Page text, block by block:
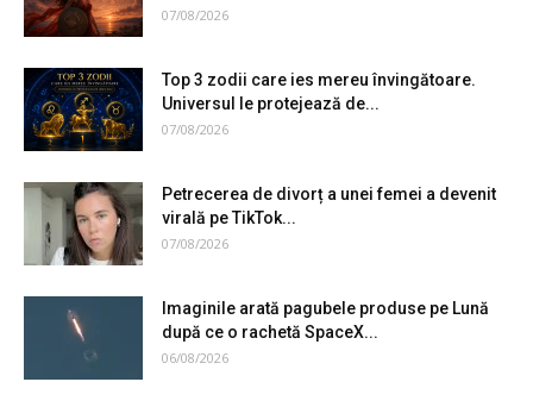
07/08/2026
Top 3 zodii care ies mereu învingătoare.
Universul le protejează de...
07/08/2026
Petrecerea de divorț a unei femei a devenit
virală pe TikTok...
07/08/2026
Imaginile arată pagubele produse pe Lună
după ce o rachetă SpaceX...
06/08/2026